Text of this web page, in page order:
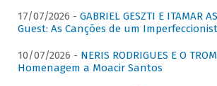
17/07/2026 - GABRIEL GESZTI E ITAMAR
Guest: As Canções de um
10/07/2026 - NERIS RODRIGUES E O
Homenagem a Moacir Santos